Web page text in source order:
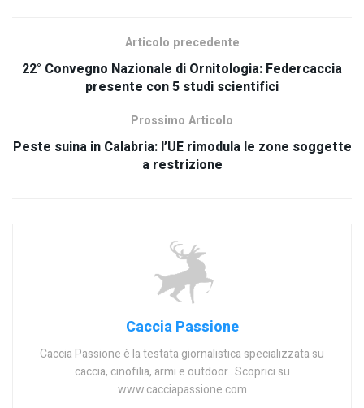
Articolo precedente
22° Convegno Nazionale di Ornitologia: Federcaccia
presente con 5 studi scientifici
Prossimo Articolo
Peste suina in Calabria: l’UE rimodula le zone soggette
a restrizione
Caccia Passione
Caccia Passione è la testata giornalistica specializzata su
caccia, cinofilia, armi e outdoor.. Scoprici su
www.cacciapassione.com